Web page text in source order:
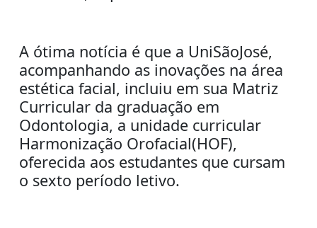
A ótima notícia é que a UniSãoJosé,
acompanhando as inovações na área
estética facial, incluiu em sua Matriz
Curricular da graduação em
Odontologia, a unidade curricular
Harmonização Orofacial(HOF),
oferecida aos estudantes que cursam
o sexto período letivo.